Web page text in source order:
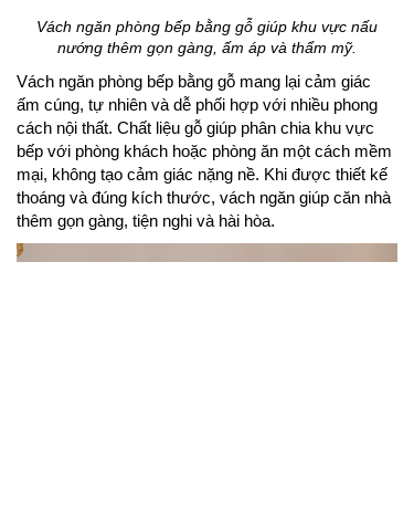
Vách ngăn phòng bếp bằng gỗ giúp khu vực nấu
nướng thêm gọn gàng, ấm áp và thẩm mỹ.
Vách ngăn phòng bếp bằng gỗ mang lại cảm giác
ấm cúng, tự nhiên và dễ phối hợp với nhiều phong
cách nội thất. Chất liệu gỗ giúp phân chia khu vực
bếp với phòng khách hoặc phòng ăn một cách mềm
mại, không tạo cảm giác nặng nề. Khi được thiết kế
thoáng và đúng kích thước, vách ngăn giúp căn nhà
thêm gọn gàng, tiện nghi và hài hòa.